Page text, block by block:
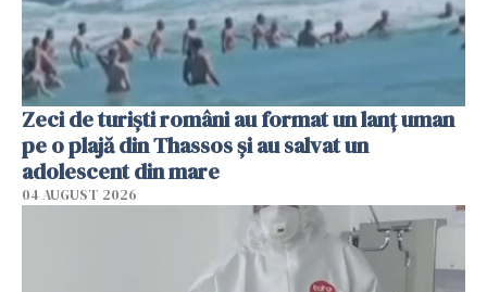
Zeci de turiști români au format un lanț uman
pe o plajă din Thassos și au salvat un
adolescent din mare
04 AUGUST 2026